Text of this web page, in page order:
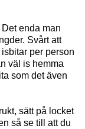
enda man
Svårt att
per person
väl is hemma
som det även
sätt på locket
så se till att du